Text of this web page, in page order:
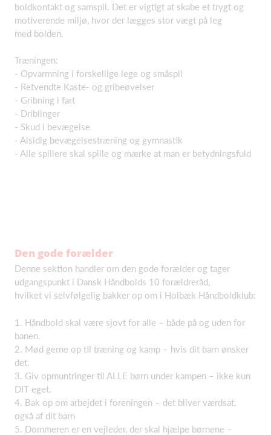
boldkontakt og samspil. Det er vigtigt at skabe et trygt og
motiverende miljø, hvor der lægges stor vægt på leg
med bolden.
Træningen:
- Opvarmning i forskellige lege og småspil
- Retvendte Kaste- og gribeøvelser
- Gribning i fart
- Driblinger
- Skud i bevægelse
- Alsidig bevægelsestræning og gymnastik
- Alle spillere skal spille og mærke at man er betydningsfuld
Den gode forælder
Denne sektion handler om den gode forælder og tager
udgangspunkt i Dansk Håndbolds 10 forældreråd,
hvilket vi selvfølgelig bakker op om i Holbæk Håndboldklub:
1. Håndbold skal være sjovt for alle – både på og uden for
banen.
2. Mød gerne op til træning og kamp – hvis dit barn ønsker
det.
3. Giv opmuntringer til ALLE børn under kampen – ikke kun
DIT eget.
4. Bak op om arbejdet i foreningen – det bliver værdsat,
også af dit barn
5. Dommeren er en vejleder, der skal hjælpe børnene –